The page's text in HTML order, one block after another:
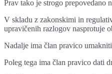
Prav tako je strogo prepovedano
V skladu z zakonskimi in
upravičenih razlogov nasprotuje
Nadalje ima član pravico
Poleg tega ima član pravico dati